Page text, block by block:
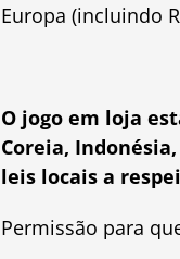
Europa (incluindo
O jogo em loja
Coreia,
leis locais a
Permissão para